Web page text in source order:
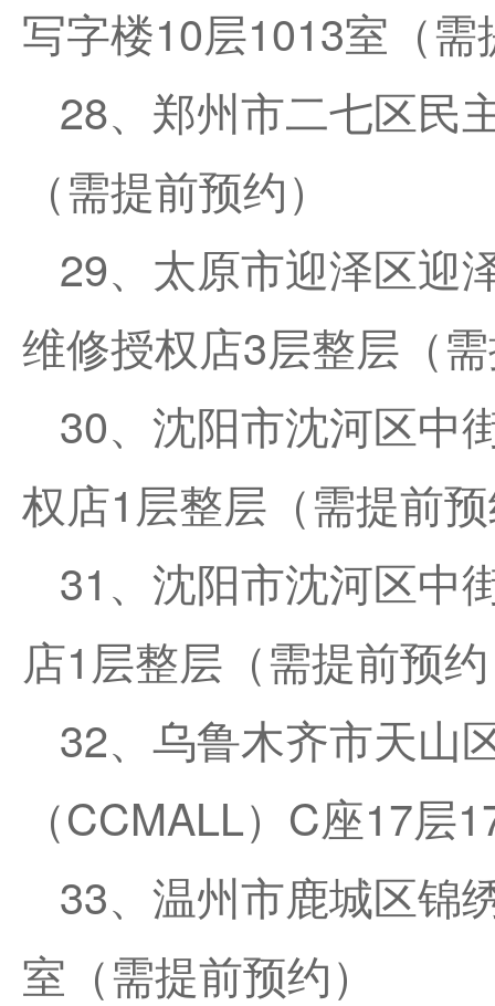
写字楼10层1013室（需
28、郑州市二七区民
（需提前预约）
29、太原市迎泽区迎
维修授权店3层整层（
30、沈阳市沈河区中
权店1层整层（需提前
31、沈阳市沈河区中
店1层整层（需提前预
32、乌鲁木齐市天山
（CCMALL）C座17层
33、温州市鹿城区锦
室（需提前预约）